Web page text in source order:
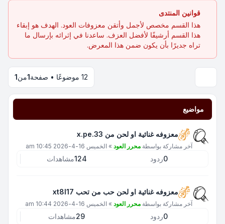
قوانين المنتدى
هذا القسم مخصص لأجمل وأتقن معزوفات العود. الهدف هو إبقاء
هذا القسم أرشيفًا لأفضل العزف. ساعدنا في إثرائه بإرسال ما
تراه جديرًا بأن يكون ضمن هذا المعرض.
12 موضوعًا • صفحة 1من1
مواضيع
معزوفه غنائية او لحن من x.pe.33
آخر مشاركة بواسطة محرر العود » الخميس 16-4-2026 10:45 am
0ردود 124مشاهدات
معزوفه غنائية او لحن حب من تحب xt8l17
آخر مشاركة بواسطة محرر العود » الخميس 16-4-2026 10:44 am
0ردود 29مشاهدات